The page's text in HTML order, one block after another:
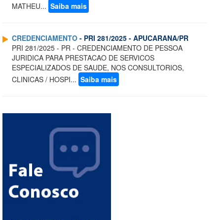
MATHEU... Saiba mais
CREDENCIAMENTO - PRI 281/2025 - APUCARANA/PR
PRI 281/2025 - PR - CREDENCIAMENTO DE PESSOA
JURIDICA PARA PRESTACAO DE SERVICOS
ESPECIALIZADOS DE SAUDE, NOS CONSULTORIOS,
CLINICAS / HOSPI... Saiba mais